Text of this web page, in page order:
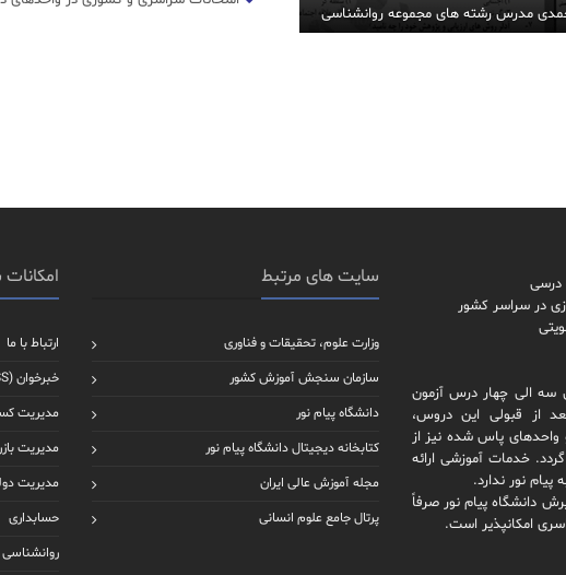
مدرس رشته های مجموعه روانشناسی
درسی
در سراسر کشور
سه الی چهار درس آزمون
از قبولی این دروس،
پاس شده نیز از
گردد. خدمات آموزشی ارائه
نور ندارد.
دانشگاه پیام نور صرفاً
امکانپذیر است.
سایت های مرتبط
وزارت علوم، تحقیقات و فناوری
سازمان سنجش آموزش کشور
دانشگاه پیام نور
کتابخانه دیجیتال دانشگاه پیام نور
مجله آموزش عالی ایران
پرتال جامع علوم انسانی
ارتباط با ما
خبرخوان (RSS)
مدیریت
مدیریت
مدیریت
حسابداری
روانشناسی